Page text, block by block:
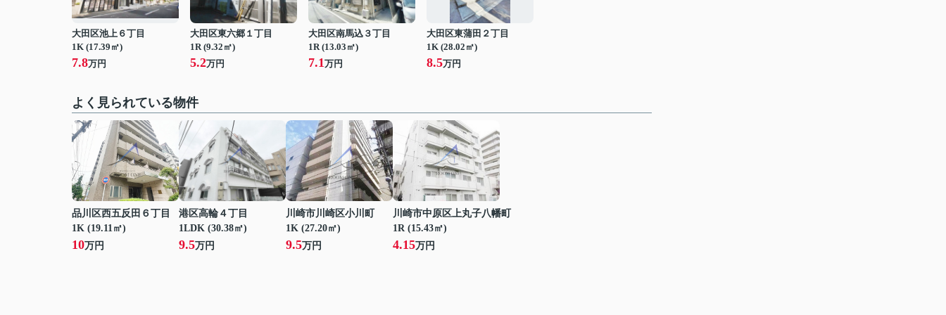
大田区池上６丁目
1K (17.39㎡)
7.8万円
大田区東六郷１丁目
1R (9.32㎡)
5.2万円
大田区南馬込３丁目
1R (13.03㎡)
7.1万円
大田区東蒲田２丁目
1K (28.02㎡)
8.5万円
よく見られている物件
品川区西五反田６丁目
1K (19.11㎡)
10万円
港区高輪４丁目
1LDK (30.38㎡)
9.5万円
川崎市川崎区小川町
1K (27.20㎡)
9.5万円
川崎市中原区上丸子八幡町
1R (15.43㎡)
4.15万円